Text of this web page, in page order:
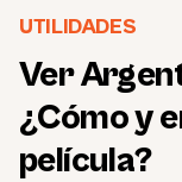
UTILIDADES
Ver
¿Cómo y
película?